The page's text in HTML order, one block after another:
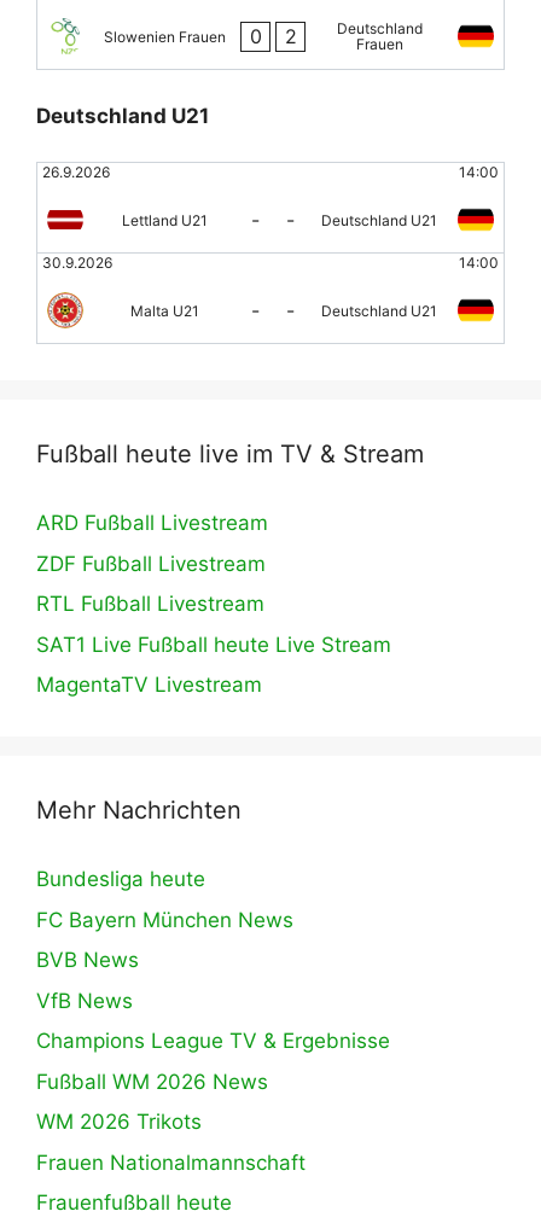
Slowenien Frauen 0 2
Deutschland
Frauen
Deutschland U21
26.9.2026 14:00
Lettland U21 - - Deutschland U21
30.9.2026 14:00
Malta U21 - - Deutschland U21
Fußball heute live im TV & Stream
ARD Fußball Livestream
ZDF Fußball Livestream
RTL Fußball Livestream
SAT1 Live Fußball heute Live Stream
MagentaTV Livestream
Mehr Nachrichten
Bundesliga heute
FC Bayern München News
BVB News
VfB News
Champions League TV & Ergebnisse
Fußball WM 2026 News
WM 2026 Trikots
Frauen Nationalmannschaft
Frauenfußball heute